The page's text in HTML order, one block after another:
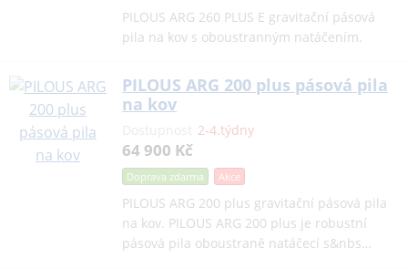
PILOUS ARG 260 PLUS E gravitační pásová
pila na kov s oboustranným natáčením.
PILOUS ARG 200 plus pásová pila
na kov
2-4.týdny
64 900 Kč
Doprava zdarma Akce
PILOUS ARG 200 plus gravitační pásová pila
na kov. PILOUS ARG 200 plus je robustní
pásová pila oboustraně natáčecí s&nbs…